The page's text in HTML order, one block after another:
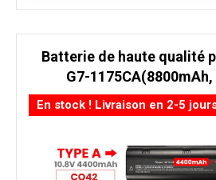
Batterie de haute qualité
G7-
En stock ! Livraison en 2-5